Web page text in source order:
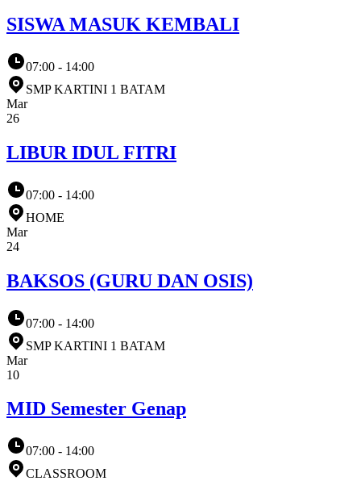
SISWA MASUK KEMBALI
07:00 - 14:00
SMP KARTINI 1 BATAM
Mar
26
LIBUR IDUL FITRI
07:00 - 14:00
HOME
Mar
24
BAKSOS (GURU DAN OSIS)
07:00 - 14:00
SMP KARTINI 1 BATAM
Mar
10
MID Semester Genap
07:00 - 14:00
CLASSROOM